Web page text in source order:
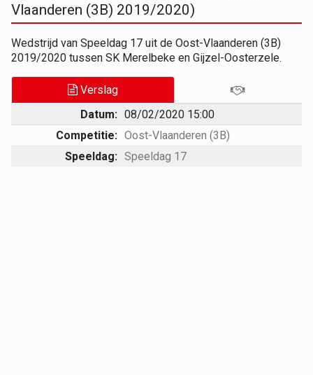
Vlaanderen (3B) 2019/2020)
Wedstrijd van Speeldag 17 uit de Oost-Vlaanderen (3B)
2019/2020 tussen SK Merelbeke en Gijzel-Oosterzele.
Verslag
Datum: 08/02/2020 15:00
Competitie: Oost-Vlaanderen (3B)
Speeldag: Speeldag 17